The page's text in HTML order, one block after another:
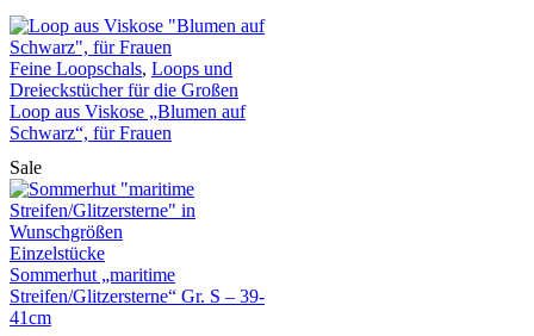
Feine Loopschals, Loops und
Dreieckstücher für die Großen
Loop aus Viskose „Blumen auf
Schwarz“, für Frauen
Sale
Einzelstücke
Sommerhut „maritime
Streifen/Glitzersterne“ Gr. S – 39-
41cm